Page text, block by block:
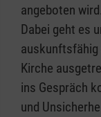
angeboten wird.
Dabei geht es
auskunftsfähig
Kirche
ins Gespräch
und